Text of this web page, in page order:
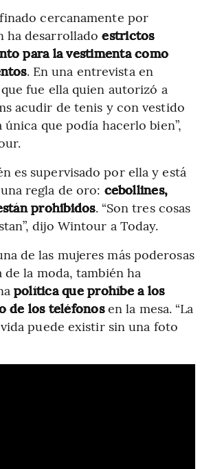
cercanamente por
ha desarrolladoestrictos
para la vestimenta como
. En una entrevista en
fue ella quien autorizó a
acudir de tenis y con vestido
única que podía hacerlo bien”,
es supervisado por ella y está
regla de oro: cebollines,
prohibidos. “Son tres cosas
dijo Wintour a Today.
de las mujeres más poderosas
la moda, también ha
política que prohíbe a los
de los teléfonosen la mesa. “La
puede existir sin una foto